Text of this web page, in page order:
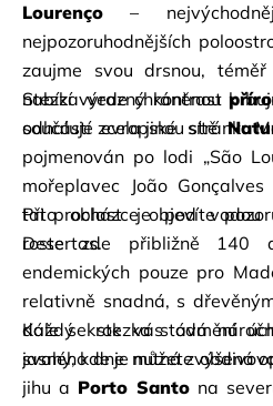
Lourenço
–
nejpozoruhodnějších
zaujme svou drsnou,
nabízí výrazný kontrast k
odhaluje zcela jinou stránku
Stezka vede chráněnou
součástí evropskésítě
pojmenován po lodi „São
mořeplavec João
tato oblast je pod vodou
Desertas.
Při procházce objevíte
roste zde přibližně 140
endemických pouze pro
relativně snadná, s
dále se stezka stává
svahy, kde je nutná zvýšená
Každý krok vás odmění
jasného dne můžete
jihu a Porto Santo na